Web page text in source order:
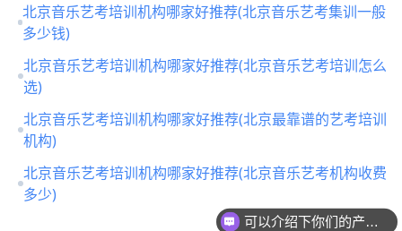
北京音乐艺考培训机构哪家好推荐(北京音乐艺考集训一般
多少钱)
北京音乐艺考培训机构哪家好推荐(北京音乐艺考培训怎么
选)
北京音乐艺考培训机构哪家好推荐(北京最靠谱的艺考培训
机构)
北京音乐艺考培训机构哪家好推荐(北京音乐艺考机构收费
多少)